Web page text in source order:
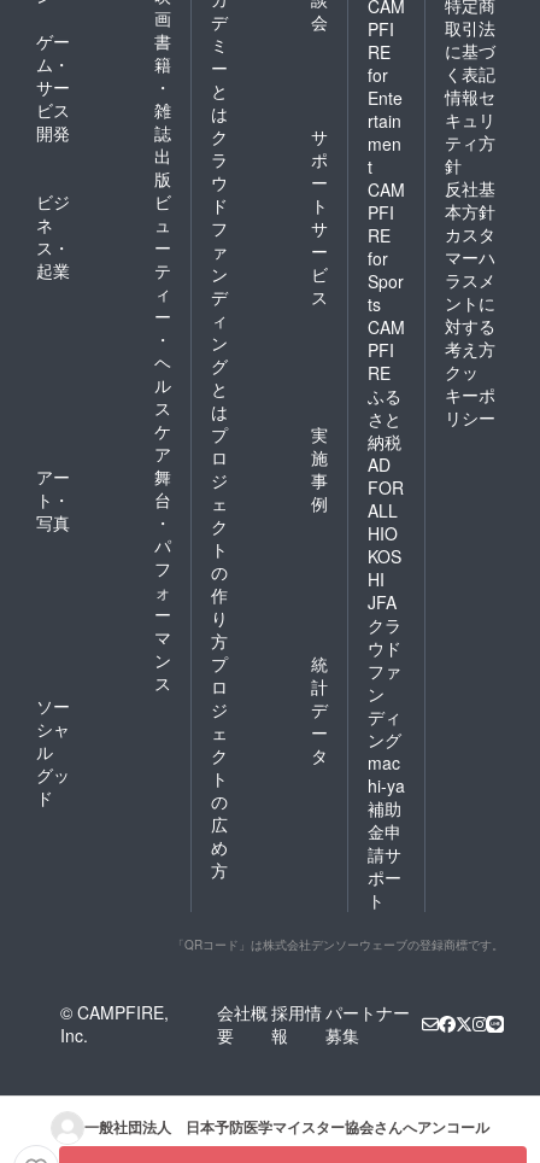
画
ゲー
ム・
サー
ビス
開発
書
籍
・
雑
誌
出
版
ビジ
ネ
ス・
起業
ビ
ュ
ー
テ
ィ
ー
・
ヘ
ル
ス
ケ
ア
アー
ト・
写真
舞
台
・
パ
フ
ォ
ー
マ
ン
ス
ソー
シャ
ル
グッ
ド
デ
ミ
ー
と
は
会
ク
ラ
ウ
ド
フ
ァ
ン
デ
ィ
ン
グ
と
は
サ
ポ
ー
ト
サ
ー
ビ
ス
プ
ロ
ジ
ェ
ク
ト
の
作
り
方
実
施
事
例
プ
ロ
ジ
ェ
ク
ト
の
広
め
方
統
計
デ
ー
タ
CAM
PFI
RE
for
Ente
rtain
men
t
CAM
PFI
RE
for
Spor
ts
CAM
PFI
RE
ふる
さと
納税
AD
FOR
ALL
HIO
KOS
HI
JFA
クラ
ウド
ファ
ン
ディ
ング
mac
hi-ya
補助
金申
請サ
ポー
ト
取引法
に基づ
く表記
情報セ
キュリ
ティ方
針
反社基
本方針
カスタ
マーハ
ラスメ
ントに
対する
考え方
クッ
キーポ
リシー
「QRコード」は株式会社デンソーウェーブの登録商標です。
© CAMPFIRE,
Inc.
会社概
要
採用情
報
パートナー
募集
一般社団法人 日本予防医学マイスター協会さんへアンコール